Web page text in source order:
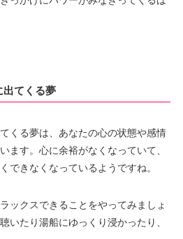
出てくる夢
くる夢は、あなたの心の状態や感情
ます。心に余裕がなくなっていて、
できなくなっているようですね。
ックスできることをやってみましょ
いたり湯船にゆっくり浸かったり、